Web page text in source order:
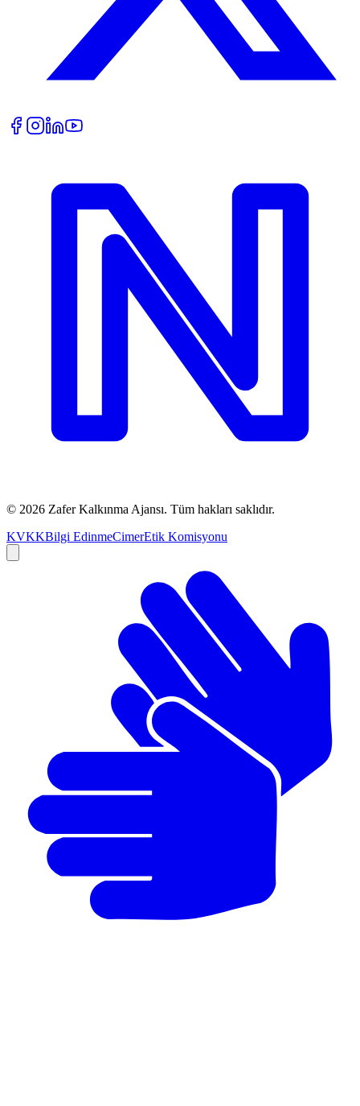
© 2026 Zafer Kalkınma Ajansı. Tüm hakları saklıdır.
KVKKBilgi EdinmeCimerEtik Komisyonu